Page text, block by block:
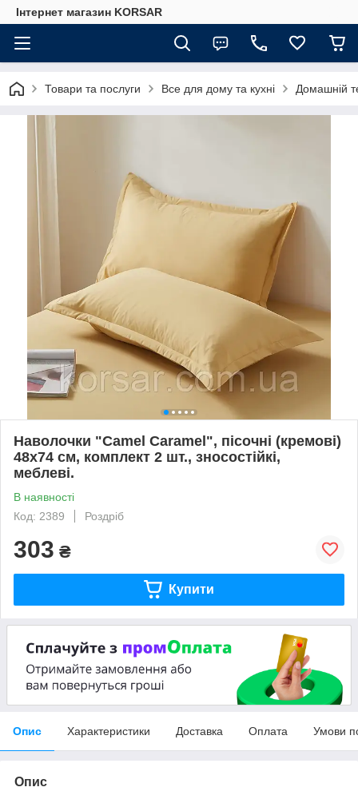
Iнтернет магазин KORSAR
Товари та послуги Все для дому та кухні Домашній
Наволочки "Camel Caramel", пісочні (кремові)
48х74 см, комплект 2 шт., зносостійкі,
меблеві.
В наявності
Код: 2389
Роздріб
303 ₴
Купити
Опис Характеристики Доставка Оплата Умови
Опис